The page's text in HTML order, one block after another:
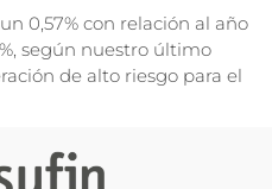
0,57% con relación al año
según nuestro último
de alto riesgo para el